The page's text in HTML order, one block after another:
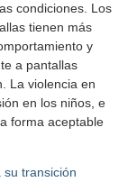
condiciones. Los
tienen más
y
a pantallas
La violencia en
en los niños, e
forma aceptable
su transición